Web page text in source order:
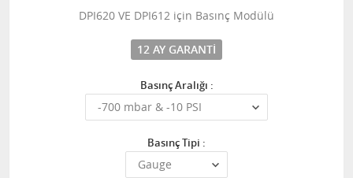
DPI620 VE DPI612 için Basınç Modülü
12 AY GARANTI
Basınç Aralığı :
Basınç Tipi :